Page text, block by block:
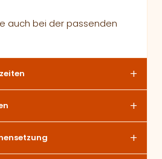
auch bei der passenden